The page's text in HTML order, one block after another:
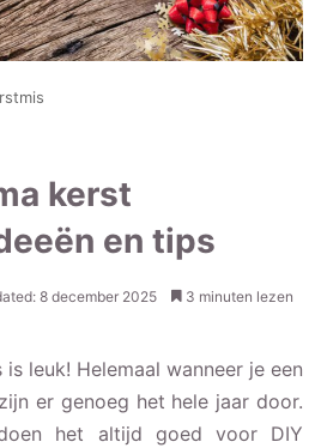
kerst
en tips
8 december 2025 3 minuten lezen
leuk! Helemaal wanneer je een
er genoeg het hele jaar door.
het altijd goed voor DIY